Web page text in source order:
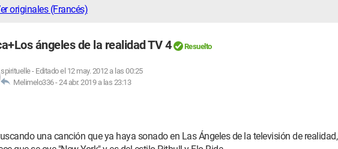
originales (Francés)
ángeles de la realidad TV 4 Resuelto
spirituelle- Editado el 12 may. 2012 a las 00:25
Melimelo336 -24 abr. 2019 a las 23:13
una canción que ya haya sonado en Las Ángeles de la televisión de realidad,